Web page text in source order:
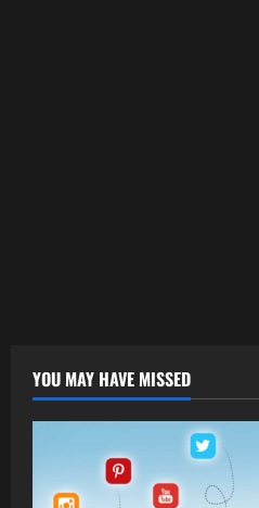
YOU MAY HAVE MISSED